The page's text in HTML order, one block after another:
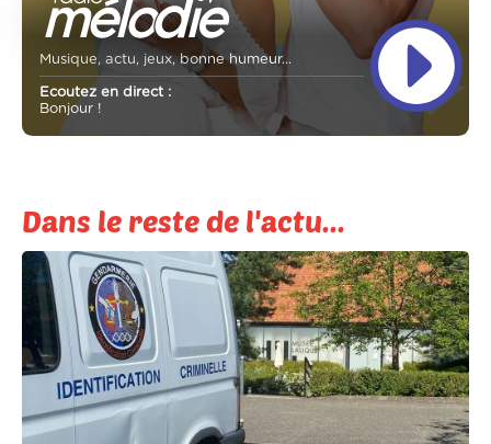
Musique, actu, jeux, bonne humeur...
Ecoutez en direct :
Bonjour !
Dans le reste de l'actu...